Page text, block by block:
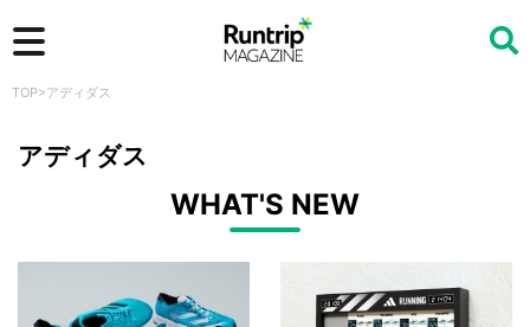
TOP>アディダス
アディダス
WHAT'S NEW